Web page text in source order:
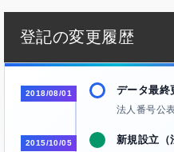
登記の変更履歴
2018/08/01 データ最終
法人番号公
2015/10/05 新規設立（